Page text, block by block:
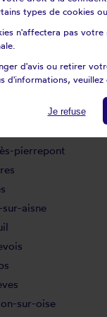
sous-coucy
le-grand
laonnois
pierrepont
sur-aisne
sur-oise
types de cookies
n'affectera pas
d'avis ou retirer
d'informations, veuillez
Je refuse